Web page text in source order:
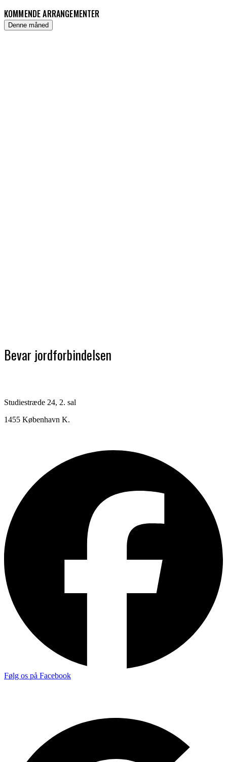
KOMMENDE ARRANGEMENTER
Denne måned
Bevar jordforbindelsen
Studiestræde 24, 2. sal
1455 København K.
Følg os på Facebook